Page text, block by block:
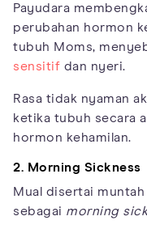
Payudara
perubahan hormon
tubuh Moms,
sensitif dan nyeri.
Rasa tidak nyaman
ketika tubuh secara
hormon kehamilan.
2. Morning Sickness
Mual disertai
sebagai morning